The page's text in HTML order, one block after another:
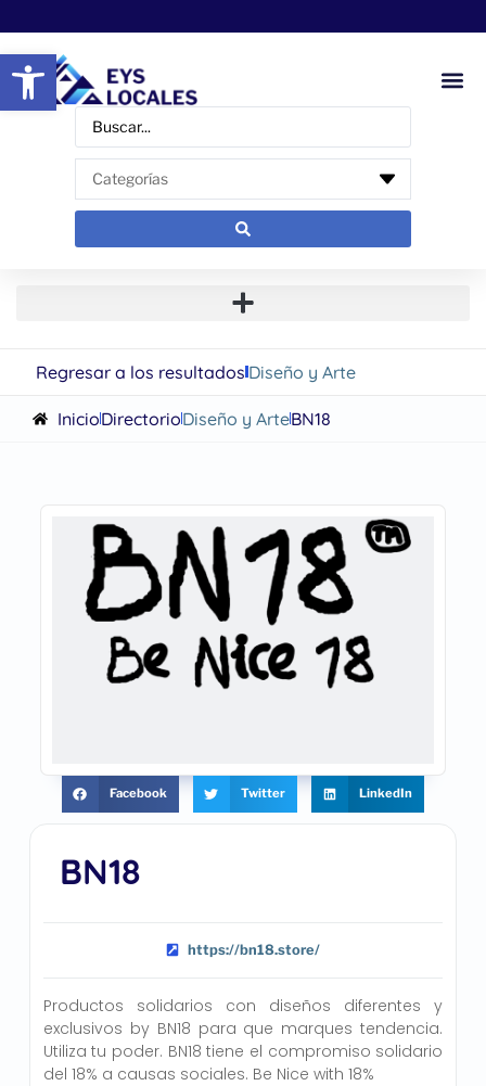
Abrir barra de herramientas
Regresar a los resultadosDiseño y Arte
InicioDirectorioDiseño y ArteBN18
BN18
https://bn18.store/
Productos solidarios con diseños diferentes y
exclusivos by BN18 para que marques tendencia.
Utiliza tu poder. BN18 tiene el compromiso solidario
del 18% a causas sociales. Be Nice with 18%
Facebook Twitter LinkedIn